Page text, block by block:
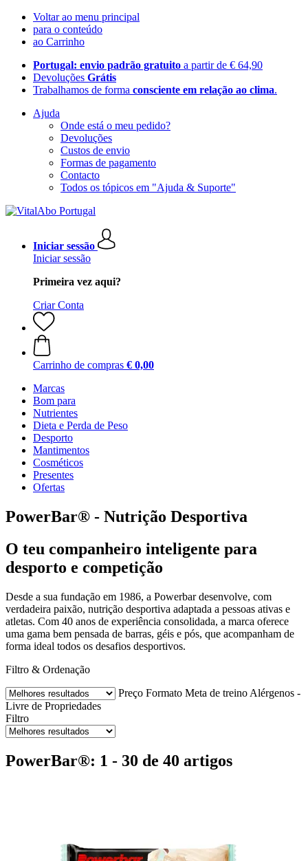
Voltar ao menu principal
para o conteúdo
ao Carrinho
Portugal: envio padrão gratuito a partir de € 64,90
Devoluções Grátis
Trabalhamos de forma consciente em relação ao clima.
Ajuda
Onde está o meu pedido?
Devoluções
Custos de envio
Formas de pagamento
Contacto
Todos os tópicos em "Ajuda & Suporte"
Iniciar sessão
Iniciar sessão
Primeira vez aqui?
Criar Conta
Carrinho de compras € 0,00
Marcas
Bom para
Nutrientes
Dieta e Perda de Peso
Desporto
Mantimentos
Cosméticos
Presentes
Ofertas
PowerBar® - Nutrição Desportiva
O teu companheiro inteligente para
desporto e competição
Desde a sua fundação em 1986, a Powerbar desenvolve, com
verdadeira paixão, nutrição desportiva adaptada a pessoas ativas e
atletas. Com 40 anos de experiência consolidada, a marca oferece
uma gama bem pensada de barras, géis e pós, que acompanham de
forma ideal todos os desafios desportivos.
Filtro & Ordenação
Preço Formato Meta de treino Alérgenos -
Livre de Propriedades
Filtro
PowerBar®: 1 - 30 de 40 artigos